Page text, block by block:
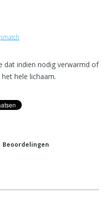
dat indien nodig verwarmd of
hele lichaam.
Beoordelingen